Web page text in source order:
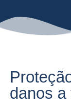
danos a